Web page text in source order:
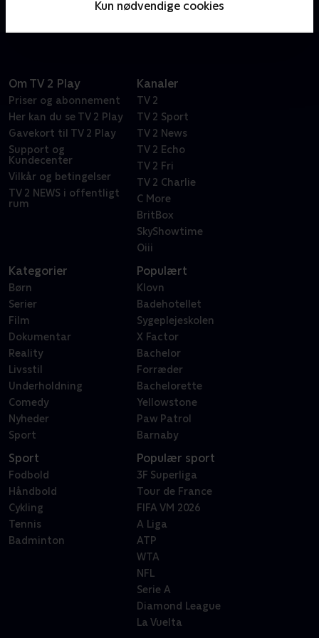
Kun nødvendige cookies
Om TV 2 Play
Priser og abonnement
Her kan du se TV 2 Play
Gavekort til TV 2 Play
Support og
Kundecenter
Vilkår og betingelser
TV 2 NEWS i offentligt
rum
Kanaler
TV 2
TV 2 Sport
TV 2 News
TV 2 Echo
TV 2 Fri
TV 2 Charlie
C More
BritBox
SkyShowtime
Oiii
Kategorier
Børn
Serier
Film
Dokumentar
Reality
Livsstil
Underholdning
Comedy
Nyheder
Sport
Populært
Klovn
Badehotellet
Sygeplejeskolen
X Factor
Bachelor
Forræder
Bachelorette
Yellowstone
Paw Patrol
Barnaby
Sport
Fodbold
Håndbold
Cykling
Tennis
Badminton
Populær sport
3F Superliga
Tour de France
FIFA VM 2026
A Liga
ATP
WTA
NFL
Serie A
Diamond League
La Vuelta